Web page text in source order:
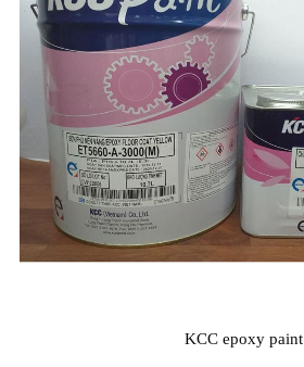
KCC epoxy paint